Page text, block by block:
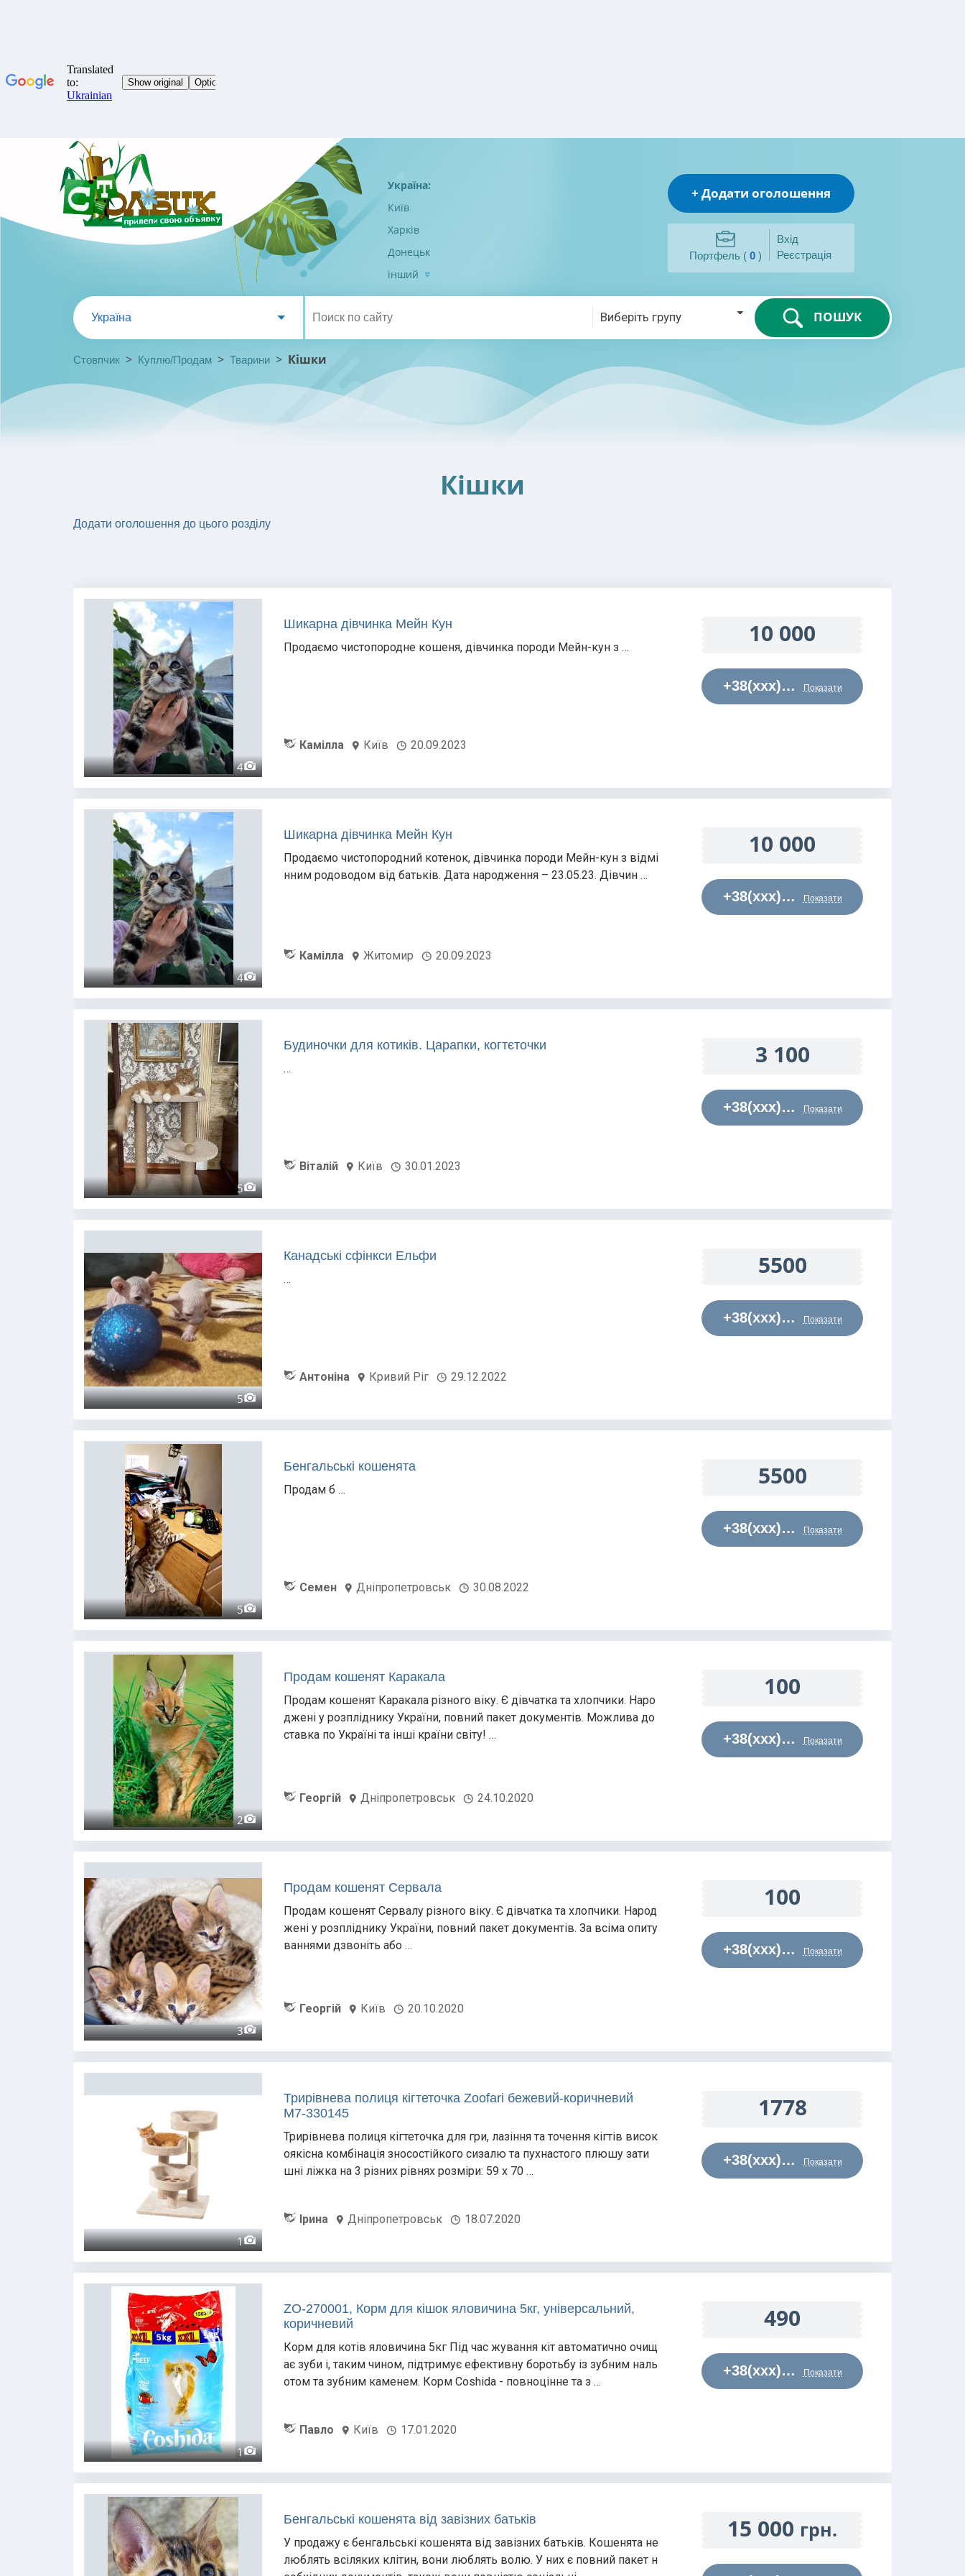
Україна:
Київ
Харків
Донецьк
інший
+ Додати оголошення
Портфель ( 0 )
Вхід
Реєстрація
Україна Виберіть групу ПОШУК
Стовпчик > Куплю/Продам > Тварини > Кішки
Кішки
Додати оголошення до цього розділу
4
Шикарна дівчинка Мейн Кун
Продаємо чистопородне кошеня, дівчинка породи Мейн-кун з …
Камілла Київ 20.09.2023
10 000
+38(xxx)… Показати
4
Шикарна дівчинка Мейн Кун
Продаємо чистопородний котенок, дівчинка породи Мейн-кун з відмі
нним родоводом від батьків. Дата народження – 23.05.23. Дівчин …
Камілла Житомир 20.09.2023
10 000
+38(xxx)… Показати
5
Будиночки для котиків. Царапки, когтєточки
…
Віталій Київ 30.01.2023
3 100
+38(xxx)… Показати
5
Канадські сфінкси Ельфи
…
Антоніна Кривий Ріг 29.12.2022
5500
+38(xxx)… Показати
5
Бенгальські кошенята
Продам б …
Семен Дніпропетровськ 30.08.2022
5500
+38(xxx)… Показати
2
Продам кошенят Каракала
Продам кошенят Каракала різного віку. Є дівчатка та хлопчики. Наро
джені у розпліднику України, повний пакет документів. Можлива до
ставка по Україні та інші країни світу! …
Георгій Дніпропетровськ 24.10.2020
100
+38(xxx)… Показати
3
Продам кошенят Сервала
Продам кошенят Сервалу різного віку. Є дівчатка та хлопчики. Народ
жені у розпліднику України, повний пакет документів. За всіма опиту
ваннями дзвоніть або …
Георгій Київ 20.10.2020
100
+38(xxx)… Показати
1
Трирівнева полиця кігтеточка Zoofari бежевий-коричневий
M7-330145
Трирівнева полиця кігтеточка для гри, лазіння та точення кігтів висок
оякісна комбінація зносостійкого сизалю та пухнастого плюшу зати
шні ліжка на 3 різних рівнях розміри: 59 х 70 …
Ірина Дніпропетровськ 18.07.2020
1778
+38(xxx)… Показати
1
ZO-270001, Корм ​​для кішок яловичина 5кг, універсальний,
коричневий
Корм для котів яловичина 5кг Під час жування кіт автоматично очищ
ає зуби і, таким чином, підтримує ефективну боротьбу із зубним наль
отом та зубним каменем. Корм Coshida - повноцінне та з …
Павло Київ 17.01.2020
490
+38(xxx)… Показати
Бенгальські кошенята від завізних батьків
У продажу є бенгальські кошенята від завізних батьків. Кошенята не
люблять всіляких клітин, вони люблять волю. У них є повний пакет н
15 000 грн.